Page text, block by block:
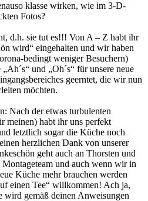
klasse wirken, wie im 3-D-
Fotos?
d.h. sie tut es!!! Von A – Z habt ihr
wird“ eingehalten und wir haben
bedingt weniger Besuchern)
und „Oh´s“ für unsere neue
geerntet, die wir nun
möchten.
Nach der etwas turbulenten
meinen) habt ihr uns perfekt
letztlich sogar die Küche noch
herzlichen Dank von unserer
geht auch an Thorsten und
und auch wenn wir in
Küche mehr brauchen werden
einen Tee“ willkommen! Ach ja,
wird gemäß deinen Anweisungen